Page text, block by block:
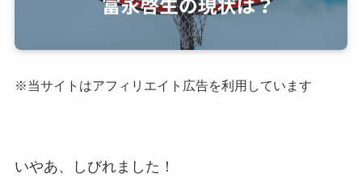
※当サイトはアフィリエイト広告を利用しています
いやあ、しびれました！